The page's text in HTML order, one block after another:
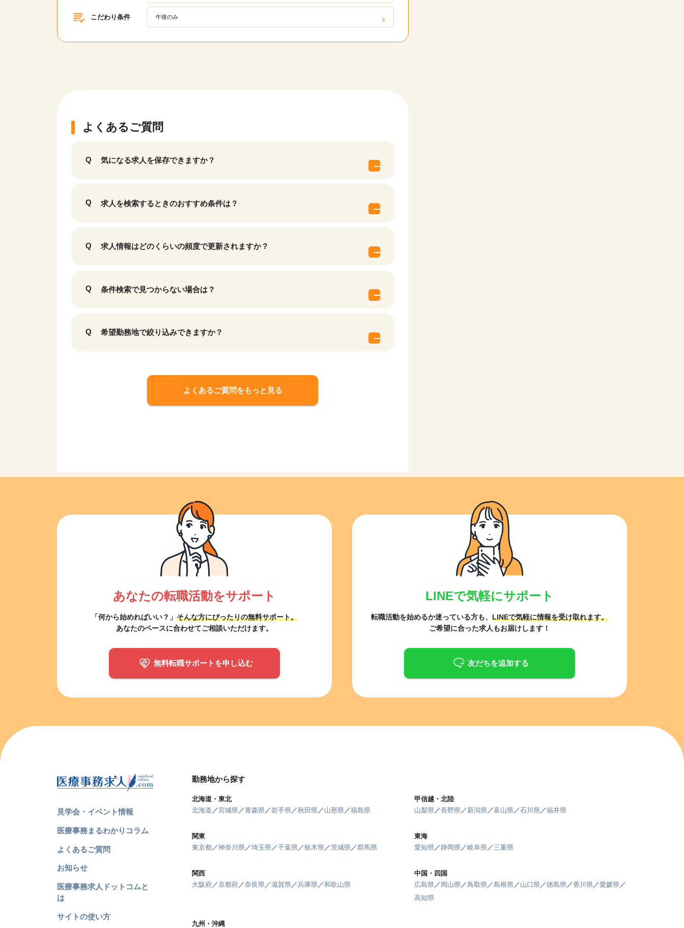
こだわり条件 午後のみ
よくあるご質問
気になる求人を保存できますか？
求人を検索するときのおすすめ条件は？
求人情報はどのくらいの頻度で更新されますか？
条件検索で見つからない場合は？
希望勤務地で絞り込みできますか？
よくあるご質問をもっと見る
あなたの転職活動をサポート
「何から始めればいい？」 そんな方にぴったりの無料サポート。
あなたのペースに合わせてご相談いただけます。
無料転職サポートを申し込む
LINEで気軽にサポート
転職活動を始めるか迷っている方も、 LINEで気軽に情報を受け取れます。
ご希望に合った求人もお届けします！
友だちを追加する
見学会・イベント情報
医療事務まるわかりコラム
よくあるご質問
お知らせ
医療事務求人ドットコムと
は
サイトの使い方
勤務地から探す
北海道・東北
北海道 ／宮城県／青森県／岩手県／秋田県／ 山形県／福島県
甲信越・北陸
山梨県／長野県／ 新潟県／富山県／石川県／福井県
関東
東京都／神奈川県／埼玉県／千葉県／栃木県／茨城県／群馬県
東海
愛知県／静岡県／岐阜県／三重県
関西
大阪府／京都府／奈良県／滋賀県／兵庫県／和歌山県
中国・四国
広島県／ 岡山県／鳥取県／島根県／ 山口県／徳島県／香川県／愛媛県／
高知県
九州・沖縄